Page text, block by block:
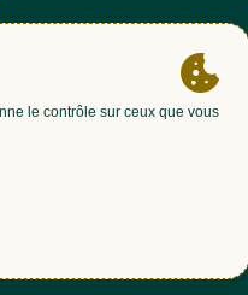
(98,51%)